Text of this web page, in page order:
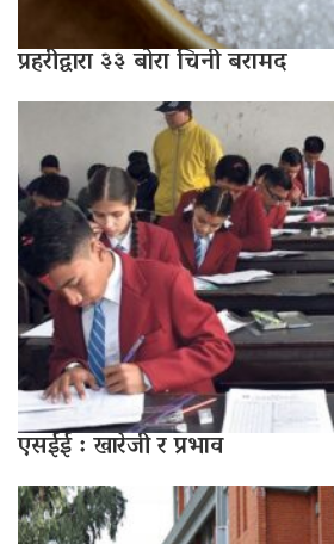
प्रहरीद्वारा ३३ बोरा चिनी बरामद
एसईई : खारेजी र प्रभाव